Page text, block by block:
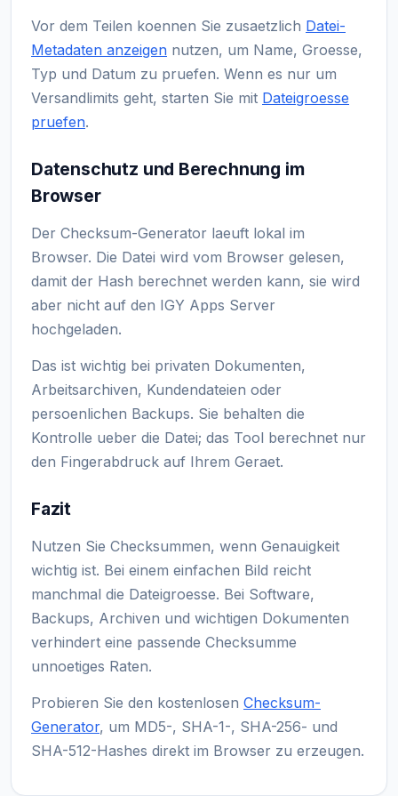
Vor dem Teilen koennen Sie zusaetzlich Datei-
Metadaten anzeigen nutzen, um Name, Groesse,
Typ und Datum zu pruefen. Wenn es nur um
Versandlimits geht, starten Sie mit Dateigroesse
pruefen.
Datenschutz und Berechnung im
Browser
Der Checksum-Generator laeuft lokal im
Browser. Die Datei wird vom Browser gelesen,
damit der Hash berechnet werden kann, sie wird
aber nicht auf den IGY Apps Server
hochgeladen.
Das ist wichtig bei privaten Dokumenten,
Arbeitsarchiven, Kundendateien oder
persoenlichen Backups. Sie behalten die
Kontrolle ueber die Datei; das Tool berechnet nur
den Fingerabdruck auf Ihrem Geraet.
Fazit
Nutzen Sie Checksummen, wenn Genauigkeit
wichtig ist. Bei einem einfachen Bild reicht
manchmal die Dateigroesse. Bei Software,
Backups, Archiven und wichtigen Dokumenten
verhindert eine passende Checksumme
unnoetiges Raten.
Probieren Sie den kostenlosen Checksum-
Generator, um MD5-, SHA-1-, SHA-256- und
SHA-512-Hashes direkt im Browser zu erzeugen.